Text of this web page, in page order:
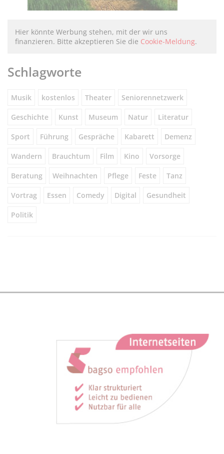
Hier könnte Werbung stehen, mit der wir uns
finanzieren. Bitte akzeptieren Sie die Cookie-Meldung.
Schlagworte
Musik kostenlos Theater Seniorennetzwerk
Geschichte Kunst Museum Natur Literatur
Sport Führung Gespräche Kabarett Demenz
Wandern Brauchtum Film Kino Vorsorge
Beratung Weihnachten Pflege Feste Tanz
Vortrag Essen Comedy Digital Gesundheit
Politik